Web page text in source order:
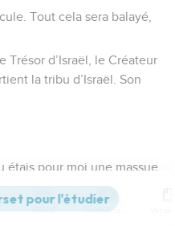
Tout cela sera balayé,
Trésor d’Israël, le Créateur
la tribu d’Israël. Son
étais pour moi une massue,
de toi pour mettre en
empires.
Strong